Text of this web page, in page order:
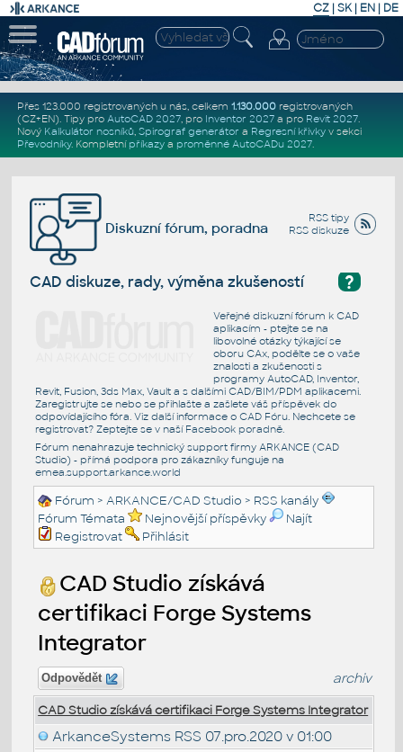
CZ | SK| EN | DE
Přes 123.000 registrovaných u nás, celkem 1.130.000registrovaných
(CZ+EN). Tipy pro AutoCAD 2027, pro Inventor 2027a pro Revit 2027.
Nový Kalkulátor nosníků, Spirograf generátor a Regresní křivkyv sekci
Převodníky. Kompletní příkazya proměnné AutoCADu 2027.
RSS tipy
RSS diskuze
Diskuzní fórum, poradna
?
CAD diskuze, rady, výměna zkušeností
Veřejné diskuzní fórum k CAD
aplikacím - ptejte se na
libovolné otázky týkající se
oboru CAx, podělte se o vaše
znalosti a zkušenosti s
programy AutoCAD, Inventor,
Revit, Fusion, 3ds Max, Vault a s dalšími CAD/BIM/PDM aplikacemi.
Zaregistrujte se nebo se přihlašte a zašlete váš příspěvek do
odpovídajícího fóra. Viz další informace o CAD Fóru. Nechcete se
registrovat? Zeptejte se v naší Facebook poradně.
Fórum nenahrazuje technický support firmy ARKANCE (CAD
Studio) - přímá podpora pro zákazníky funguje na
emea.support.arkance.world
Fórum >ARKANCE/CAD Studio > RSS kanály
Fórum Témata
Nejnovější příspěvky
Najít
Registrovat
Přihlásit
CAD Studio získává
certifikaci Forge Systems
Integrator
Odpovědět archiv
CAD Studio získává certifikaci Forge Systems Integrator
ArkanceSystems RSS 07.pro.2020 v 01:00